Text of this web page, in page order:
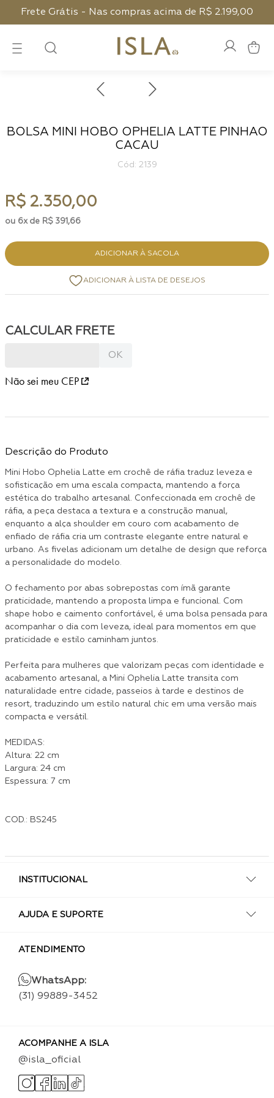
Frete Grátis - Nas compras acima de R$ 2.199,00
BOLSA MINI HOBO OPHELIA LATTE PINHAO
CACAU
: 2139
R$ 2.350,00
6 R$ 391 ,66
ADICIONAR À SACOLA
Não sei meu CEP
Descrição do Produto
Mini Hobo Ophelia Latte em crochê de ráfia traduz leveza e
sofisticação em uma escala compacta, mantendo a força
estética do trabalho artesanal. Confeccionada em crochê de
ráfia, a peça destaca a textura e a construção manual,
enquanto a alça shoulder em couro com acabamento de
enfiado de ráfia cria um contraste elegante entre natural e
urbano. As fivelas adicionam um detalhe de design que reforça
a personalidade do modelo.
O fechamento por abas sobrepostas com ímã garante
praticidade, mantendo a proposta limpa e funcional. Com
shape hobo e caimento confortável, é uma bolsa pensada para
acompanhar o dia com leveza, ideal para momentos em que
praticidade e estilo caminham juntos.
Perfeita para mulheres que valorizam peças com identidade e
acabamento artesanal, a Mini Ophelia Latte transita com
naturalidade entre cidade, passeios à tarde e destinos de
resort, traduzindo um estilo natural chic em uma versão mais
compacta e versátil.
MEDIDAS:
Altura: 22 cm
Largura: 24 cm
Espessura: 7 cm
COD.: BS245
INSTITUCIONAL
AJUDA E SUPORTE
ATENDIMENTO
WhatsApp:
(31) 99889-3452
ACOMPANHE A ISLA
@isla_oficial